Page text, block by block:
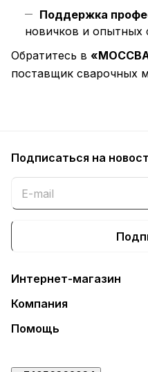
Поддержка
новичков и опытных
Обратитесь в
поставщик сварочных
Подписаться на
Интернет-магазин
Компания
Помощь